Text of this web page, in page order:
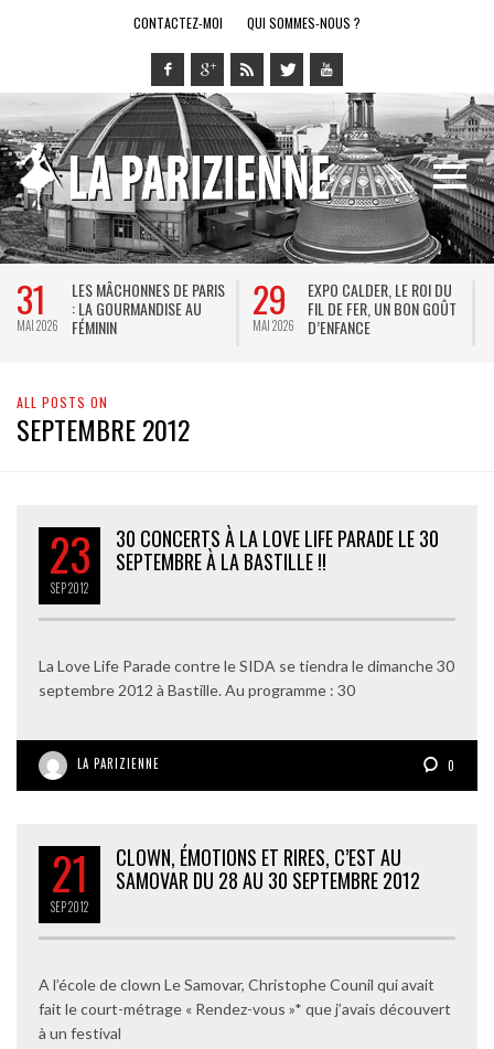
CONTACTEZ-MOI QUI SOMMES-NOUS ?
31
MAI 2026
LES MÂCHONNES DE PARIS
: LA GOURMANDISE AU
FÉMININ
29
MAI 2026
EXPO CALDER, LE ROI DU
FIL DE FER, UN BON GOÛT
D’ENFANCE
ALL POSTS ON
SEPTEMBRE 2012
23
SEP2012
30 CONCERTS À LA LOVE LIFE PARADE LE 30
SEPTEMBRE À LA BASTILLE !!
La Love Life Parade contre le SIDA se tiendra le dimanche 30
septembre 2012 à Bastille. Au programme : 30
LA PARIZIENNE 0
21
SEP2012
CLOWN, ÉMOTIONS ET RIRES, C’EST AU
SAMOVAR DU 28 AU 30 SEPTEMBRE 2012
A l’école de clown Le Samovar, Christophe Counil qui avait
fait le court-métrage « Rendez-vous »* que j’avais découvert
à un festival